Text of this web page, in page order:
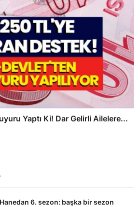
Yaptı Ki! Dar Gelirli Ailelere...
Hanedan 6. sezon: başka bir sezon